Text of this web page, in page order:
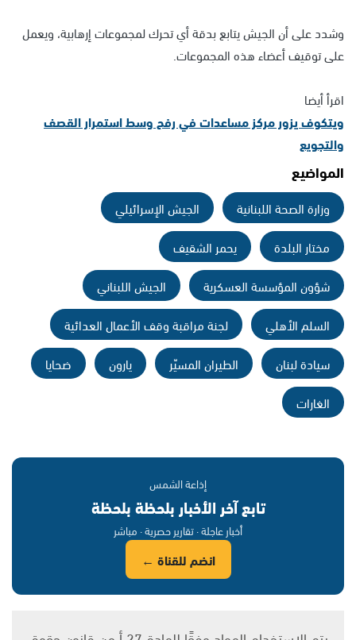
وشدد على أن الجيش يتابع بدقة أي تحرك لمجموعات إرهابية، ويعمل
على توقيف أعضاء هذه المجموعات.
اقرأ أيضا
ويتكوف يزور مركز مساعدات في رفح وسط استمرار القصف
والتجويع
المواضيع
وزارة الصحة اللبنانية
الجيش الإسرائيلي
مختار البلدة
يحمر الشقيف
شؤون المؤسسة العسكرية
الجيش اللبناني
السلم الأهلي
لجنة مراقبة وقف الأعمال العدائية
سيادة لبنان
الطيران المسيّر يارون
ضحايا
الغارات
إذاعة الشمس
تابع آخر الأخبار بلحظة بلحظة
أخبار عاجلة · تقارير حصرية · مباشر
انضم للقناة ←